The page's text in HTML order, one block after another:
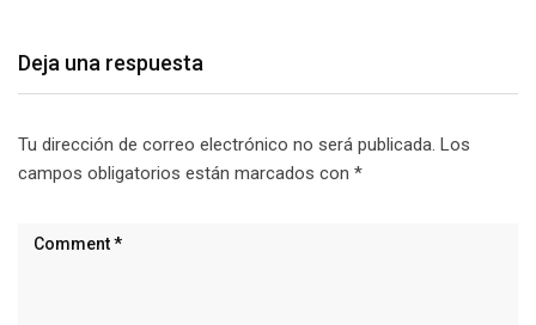
Deja una respuesta
Tu dirección de correo electrónico no será publicada. Los
campos obligatorios están marcados con *